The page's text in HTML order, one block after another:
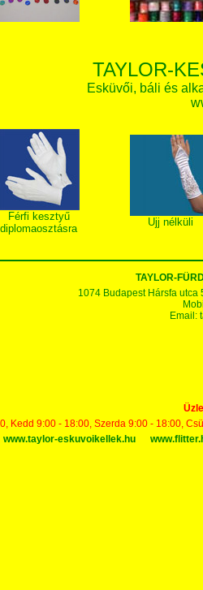
TAYLOR-
Esküvői, báli és
Férfi kesztyű
diplomaosztásra
Ujj nélküli
TAYLOR-
1074 Budapest Hársfa utca
Email:
Kedd 9:00 - 18:00, Szerda 9:00 - 18:00,
www.taylor-eskuvoikellek.hu